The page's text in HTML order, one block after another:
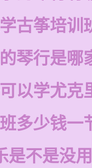
古筝培训
琴行是哪
以学尤克
多少钱一
是不是没用